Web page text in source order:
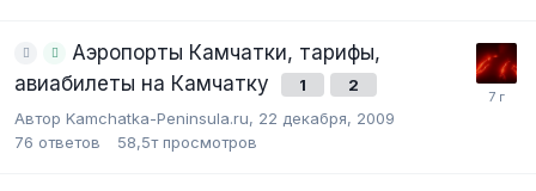
Аэропорты Камчатки, тарифы,
авиабилеты на Камчатку
1
2
Автор Kamchatka-Peninsula.ru, 22 декабря, 2009
76 ответов 58,5т просмотров